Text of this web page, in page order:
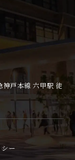
神戸本線 六甲駅 徒
ー